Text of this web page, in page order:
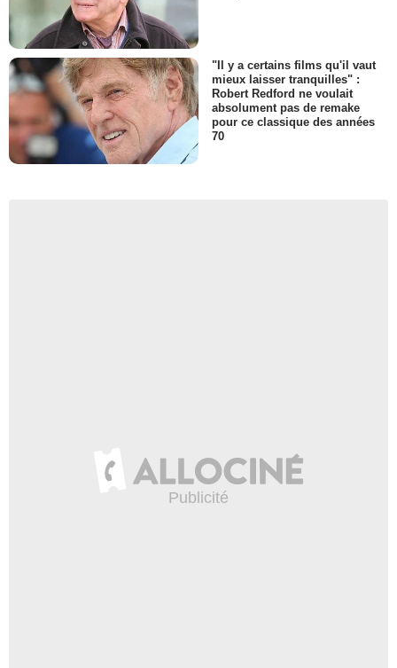
"Il y a certains films qu'il vaut
mieux laisser tranquilles" :
Robert Redford ne voulait
absolument pas de remake
pour ce classique des années
70